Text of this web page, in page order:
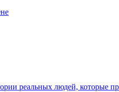
реальных людей, которые